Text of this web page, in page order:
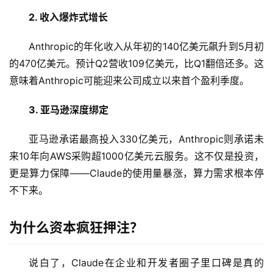
A
I
日
2. 收入爆炸式增长
Anthropic的年化收入从年初的140亿美元飙升到5月初
的470亿美元。预计Q2营收109亿美元，比Q1翻倍还多。这
意味着Anthropic可能迎来公司成立以来首个盈利季度。
3. 亚马逊深度绑定
亚马逊承诺最高投入330亿美元，Anthropic则承诺未
来10年向AWS采购超1000亿美元云服务。这不仅是投资，
更是算力保障——Claude的使用量暴涨，算力需求根本停
不下来。
为什么资本疯狂押注？
说白了，Claude在企业和开发者圈子里口碑是真的